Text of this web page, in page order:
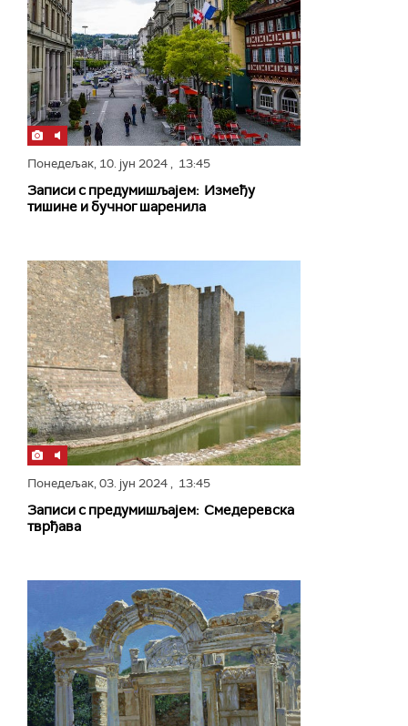
Понедељак, 10. јун 2024, 13:45
Записи с предумишљајем: Између
тишине и бучног шаренила
Понедељак,03. јун 2024, 13:45
Записи с предумишљајем: Смедеревска
тврђава